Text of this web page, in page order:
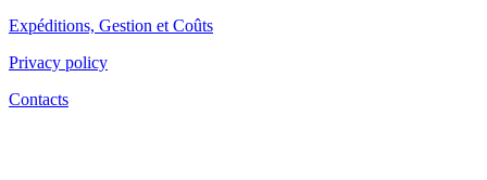
Expéditions, Gestion et Coûts
Privacy policy
Contacts